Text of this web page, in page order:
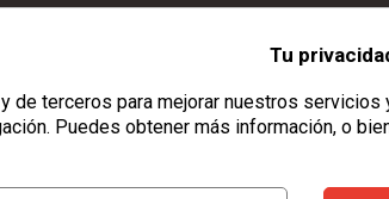
Tu
de terceros para mejorar nuestros
Puedes obtener más información, o